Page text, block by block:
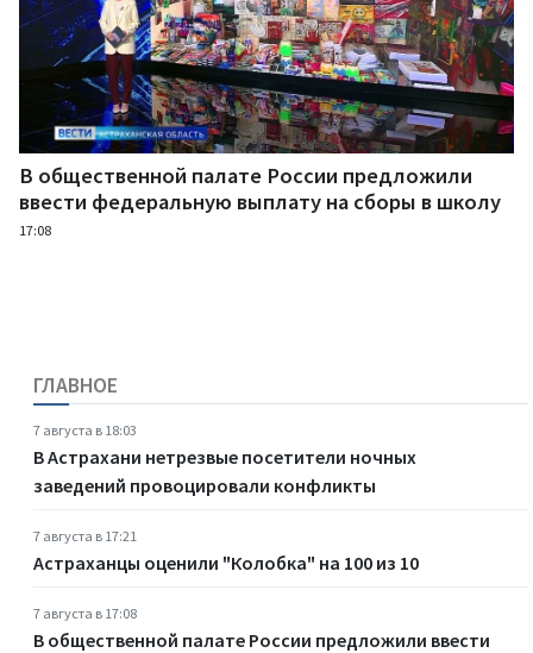
В общественной палате России предложили
ввести федеральную выплату на сборы в школу
17:08
ГЛАВНОЕ
7 августа в 18:03
В Астрахани нетрезвые посетители ночных
заведений провоцировали конфликты
7 августа в 17:21
Астраханцы оценили "Колобка" на 100 из 10
7 августа в 17:08
В общественной палате России предложили ввести